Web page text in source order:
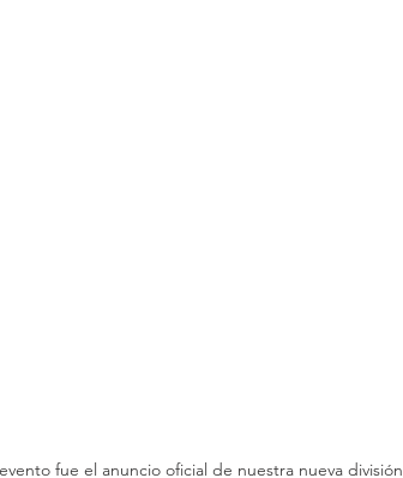
fue el anuncio oficial de nuestra nueva división